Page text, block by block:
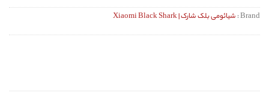
Brand : شیائومی بلک شارک | Xiaomi Black Shark